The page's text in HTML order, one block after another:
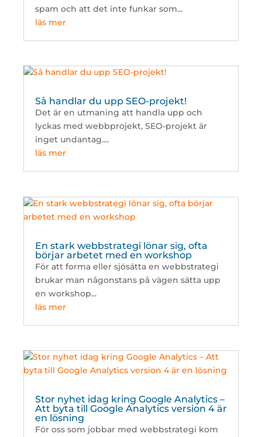
spam och att det inte funkar som...
läs mer
Så handlar du upp SEO-projekt!
Det är en utmaning att handla upp och
lyckas med webbprojekt, SEO-projekt är
inget undantag....
läs mer
En stark webbstrategi lönar sig, ofta
börjar arbetet med en workshop
För att forma eller sjösätta en webbstrategi
brukar man någonstans på vägen sätta upp
en workshop...
läs mer
Stor nyhet idag kring Google Analytics –
Att byta till Google Analytics version 4 är
en lösning
För oss som jobbar med webbstrategi kom